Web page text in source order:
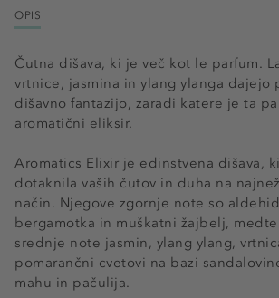
OPIS
Čutna dišava, ki je več kot le parfum.
vrtnice, jasmina in ylang ylanga dajejo
dišavno fantazijo, zaradi katere je ta
aromatični eliksir.
Aromatics Elixir je edinstvena dišava,
dotaknila vaših čutov in duha na
način. Njegove zgornje note so
bergamotka in muškatni žajbelj,
srednje note jasmin, ylang ylang,
pomarančni cvetovi na bazi
mahu in pačulija.